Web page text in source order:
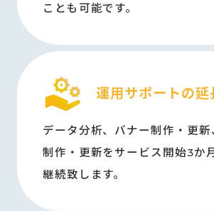
ことも可能です。
運用サポートの延
データ分析、バナー制作・更新
制作・更新をサービス開始3か
継続致します。